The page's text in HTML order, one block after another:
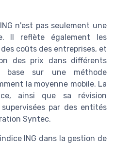
n'est pas seulement une
Il reflète également les
coûts des entreprises, et
des prix dans différents
base sur une méthode
la moyenne mobile. La
ainsi que sa révision
par des entités
Syntec.
ING dans la gestion de